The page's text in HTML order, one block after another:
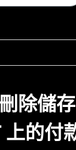
除儲
的付